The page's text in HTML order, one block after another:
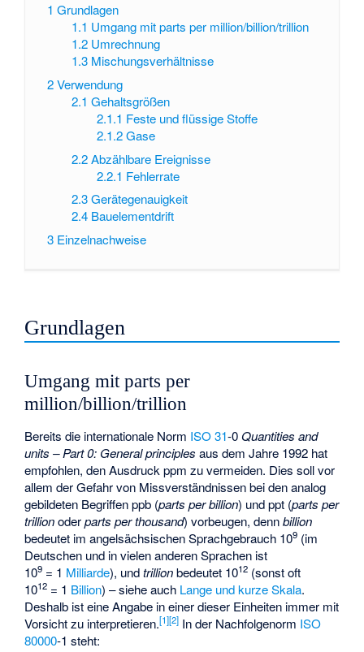
1 Grundlagen
1.1 Umgang mit parts per million/billion/trillion
1.2 Umrechnung
1.3 Mischungsverhältnisse
2Verwendung
2.1 Gehaltsgrößen
2.1.1 Feste und flüssige Stoffe
2.1.2 Gase
2.2 Abzählbare Ereignisse
2.2.1 Fehlerrate
2.3 Gerätegenauigkeit
2.4 Bauelementdrift
3 Einzelnachweise
Grundlagen
Umgang mit parts per
million/billion/trillion
Bereits die internationale Norm ISO 31-0Quantities and
units – Part 0: General principles aus dem Jahre 1992 hat
empfohlen, den Ausdruck ppm zu vermeiden. Dies soll vor
allem der Gefahr von Missverständnissen bei den analog
gebildeten Begriffen ppb (parts per billion) und ppt (parts per
trillionoderparts per thousand) vorbeugen, dennbillion
bedeutet im angelsächsischen Sprachgebrauch 109 (im
Deutschen und in vielen anderen Sprachen ist
109 = 1 Milliarde), undtrillionbedeutet 1012 (sonst oft
1012 = 1 Billion) – siehe auch Lange und kurze Skala.
Deshalb ist eine Angabe in einer dieser Einheiten immer mit
Vorsicht zu interpretieren.[1][2] In der Nachfolgenorm ISO
80000-1 steht: